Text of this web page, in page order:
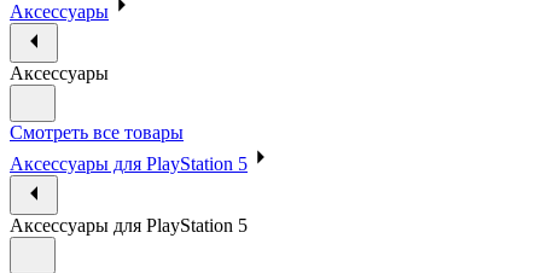
Аксессуары
Аксессуары
Смотреть все товары
Аксессуары для PlayStation 5
Аксессуары для PlayStation 5